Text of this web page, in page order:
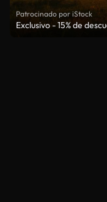
Patrocinado por iStock
Exclusivo - 15% de